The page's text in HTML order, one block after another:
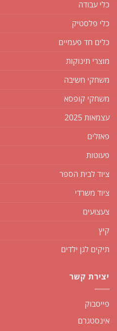
כלי עבודה
כלי פלסטיק
כלים חד פעמיים
מוצרי תינוקות
משחקי חשיבה
משחקי קופסא
עצמאות 2025
פאזלים
פעוטות
ציוד לבית הספר
ציוד משרדי
צעצועים
קיץ
תיקים לגן ילדים
יצירת קשר
פייסבוק
אינסטגרם